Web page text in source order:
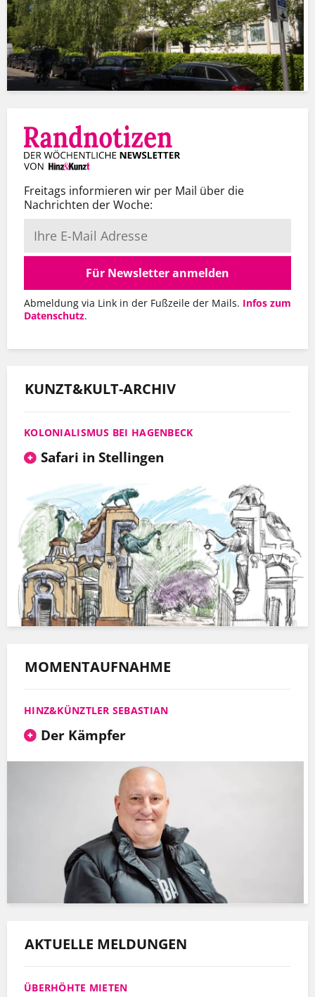
Freitags informieren wir per Mail über die
Nachrichten der Woche:
Für Newsletter anmelden
Abmeldung via Link in der Fußzeile der Mails. Infos zum
Datenschutz.
KUNZT&KULT-ARCHIV
KOLONIALISMUS BEI HAGENBECK
Safari in Stellingen
MOMENTAUFNAHME
HINZ&KÜNZTLER SEBASTIAN
Der Kämpfer
AKTUELLE MELDUNGEN
ÜBERHÖHTE MIETEN